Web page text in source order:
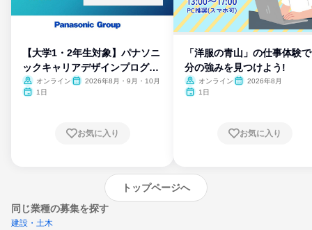
【大学1・2年生対象】パナソニ
ックキャリアデザインプログラ
ム
オンライン
2026年8月・9月・10月
1日
お気に入り
「洋服の青山」の仕事体験
分の強みを見つけよう!
オンライン
2026年8月
1日
お気に入り
トップページへ
同じ業種の募集を探す
建設・土木